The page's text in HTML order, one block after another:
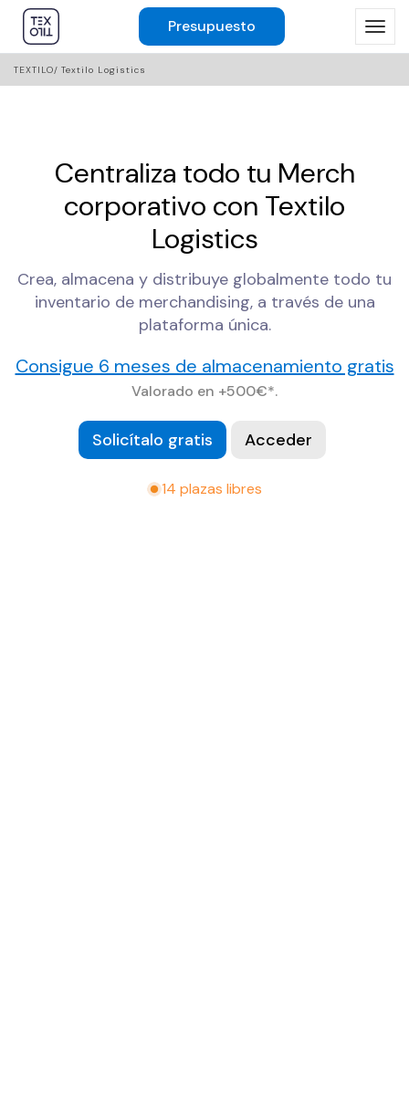
Presupuesto
TEXTILO Textilo Logistics
Centraliza todo tu Merch
corporativo con Textilo
Logistics
Crea, almacena y distribuye globalmente todo tu
inventario de merchandising, a través de una
plataforma única.
Consigue 6 meses de almacenamiento gratis
Valorado en +500€*.
Solicítalo gratis Acceder
14 plazas libres